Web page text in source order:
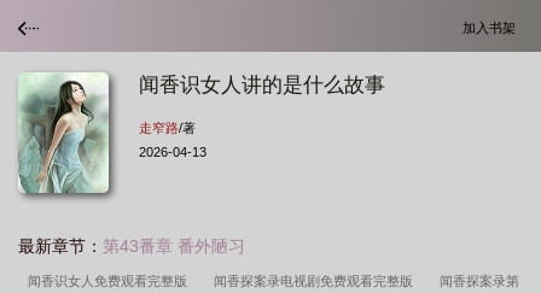
加入书架
闻香识女人讲的是什么故事
走窄路/著
2026-04-13
最新章节： 第43番章 番外陋习
闻香识女人免费观看完整版 闻香探案录电视剧免费观看完整版 闻香探案录第